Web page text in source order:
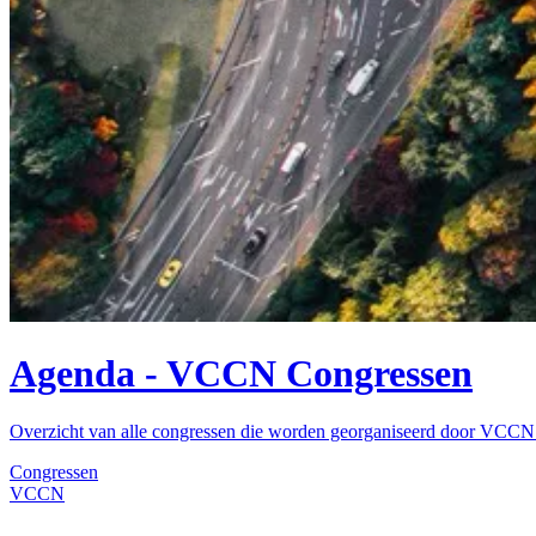
Agenda - VCCN Congressen
Overzicht van alle congressen die worden georganiseerd door
Congressen
VCCN